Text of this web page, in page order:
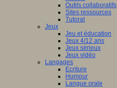
Outils collaboratifs
Sites ressources
Tutorat
Jeux
Jeu et éducation
Jeux 4/12 ans
Jeux sérieux
Jeux vidéo
Langages
Ecriture
Humour
Langue orale